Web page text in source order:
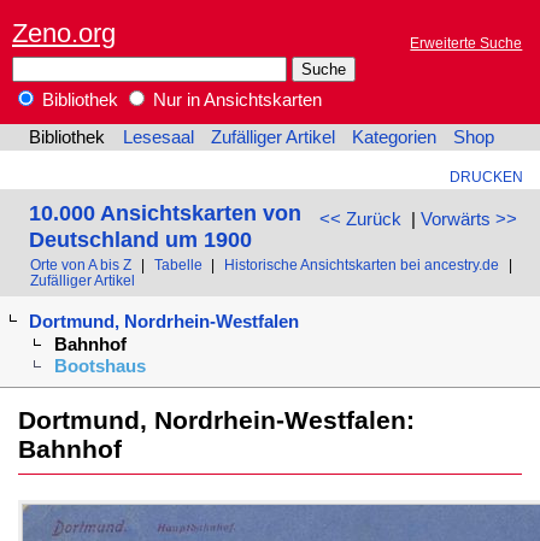
Zeno.org Erweiterte Suche
Bibliothek
Nur in Ansichtskarten
Bibliothek
Lesesaal Zufälliger Artikel Kategorien Shop
DRUCKEN
<< Zurück | Vorwärts >>
10.000 Ansichtskarten von
Deutschland um 1900
Orte von A bis Z Tabelle Historische Ansichtskarten bei ancestry.de
Zufälliger Artikel
Dortmund, Nordrhein-Westfalen
Bahnhof
Bootshaus
Dortmund, Nordrhein-Westfalen:
Bahnhof